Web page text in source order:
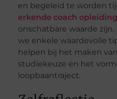
en begeleid te worden
erkende coach opleiding
onschatbare waarde
we enkele waardevolle
helpen bij het maken
studiekeuze en het
loopbaantraject.